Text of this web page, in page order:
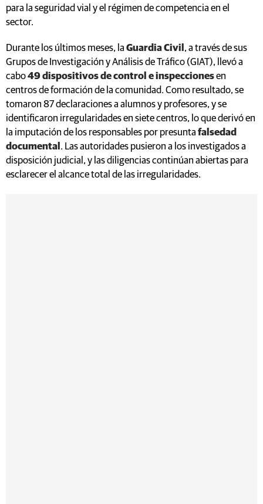
para la seguridad vial y el régimen de competencia en el
sector.
Durante los últimos meses, la Guardia Civil , a través de sus
Grupos de Investigación y Análisis de Tráfico (GIAT), llevó a
cabo49 dispositivos de control e inspeccionesen
centros de formación de la comunidad. Como resultado, se
tomaron 87 declaraciones a alumnos y profesores, y se
identificaron irregularidades en siete centros, lo que derivó en
la imputación de los responsables por presunta falsedad
documental . Las autoridades pusieron a los investigados a
disposición judicial, y las diligencias continúan abiertas para
esclarecer el alcance total de las irregularidades.